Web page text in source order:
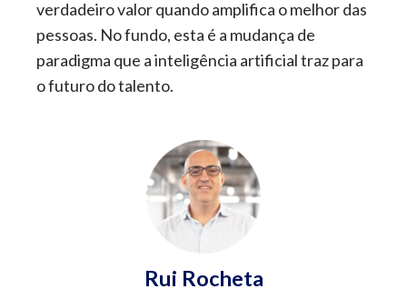
verdadeiro valor quando amplifica o melhor das
pessoas. No fundo, esta é a mudança de
paradigma que a inteligência artificial traz para
o futuro do talento.
Rui Rocheta